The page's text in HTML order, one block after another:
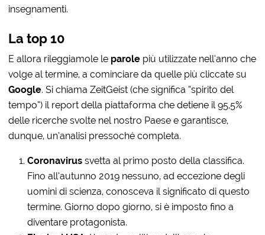
insegnamenti.
La top 10
E allora rileggiamole le parole più utilizzate nell’anno che
volge al termine, a cominciare da quelle più cliccate su
Google. Si chiama ZeitGeist (che significa “spirito del
tempo”) il report della piattaforma che detiene il 95,5%
delle ricerche svolte nel nostro Paese e garantisce,
dunque, un’analisi pressoché completa.
Coronavirus svetta al primo posto della classifica.
Fino all’autunno 2019 nessuno, ad eccezione degli
uomini di scienza, conosceva il significato di questo
termine. Giorno dopo giorno, si è imposto fino a
diventare protagonista.